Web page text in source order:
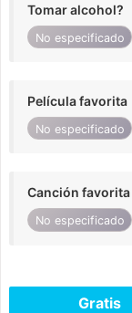
Tomar alcohol?
No especificado
Película favorita
No especificado
Canción favorita
No especificado
Gratis